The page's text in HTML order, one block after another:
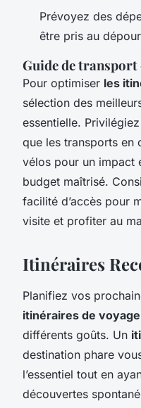
Prévoyez des
être pris au
Guide de
Pour optimiser les
sélection des
essentielle.
que les transports en
vélos pour un impact
budget maîtrisé.
facilité d’accès pour
visite et profiter au
Itinéraires
Planifiez vos
itinéraires de voyage
différents goûts. Un
destination phare
l’essentiel tout en
découvertes